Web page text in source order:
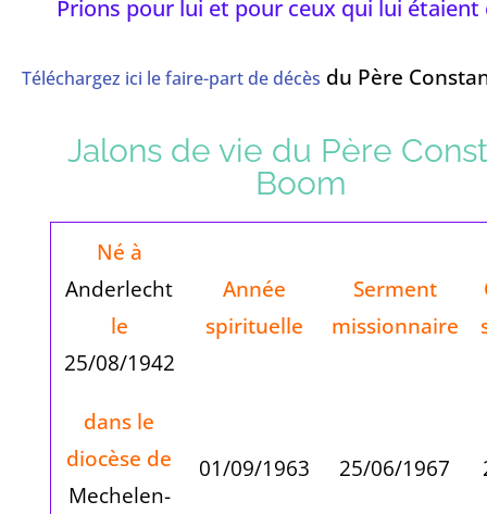
Prions pour lui et pour ceux qui lui étaient
Téléchargez ici le faire-part de décès du Père
Jalons de vie du Père
Boom
Né à
Anderlecht
le
25/08/1942
Année
spirituelle
Serment
missionnaire
dans le
diocèse de
Mechelen-
01/09/1963 25/06/1967